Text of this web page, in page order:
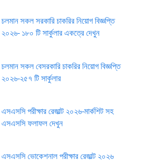
চলমান সকল সরকারি চাকরির নিয়োগ বিজ্ঞপ্তি
২০২৬- ১৮০ টি সার্কুলার একত্রে দেখুন
চলমান সকল বেসরকারি চাকরির নিয়োগ বিজ্ঞপ্তি
২০২৬-২৫৭ টি সার্কুলার
এসএসসি পরীক্ষার রেজাল্ট ২০২৬-মার্কশিট সহ
এসএসসি ফলাফল দেখুন
এসএসসি ভোকেশনাল পরীক্ষার রেজাল্ট ২০২৬